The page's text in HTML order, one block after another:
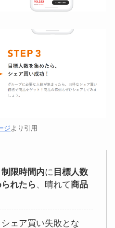
ジより引用
制限時間内に 目標人数
れたら 、晴れて商品
ェア買い失敗とな